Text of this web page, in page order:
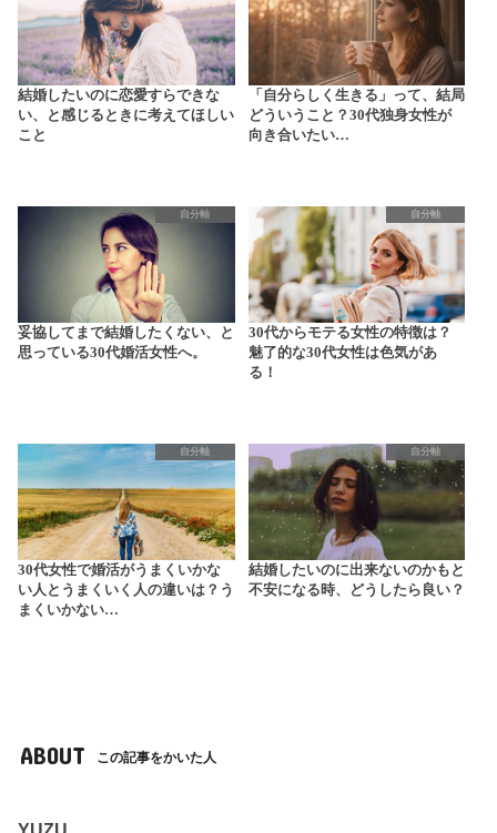
結婚したいのに恋愛すらできな
い、と感じるときに考えてほしい
こと
「自分らしく生きる」って、結局
どういうこと？30代独身女性が
向き合いたい…
自分軸
妥協してまで結婚したくない、と
思っている30代婚活女性へ。
自分軸
30代からモテる女性の特徴は？
魅了的な30代女性は色気があ
る！
自分軸
30代女性で婚活がうまくいかな
い人とうまくいく人の違いは？う
まくいかない…
自分軸
結婚したいのに出来ないのかもと
不安になる時、どうしたら良い？
ABOUT この記事をかいた人